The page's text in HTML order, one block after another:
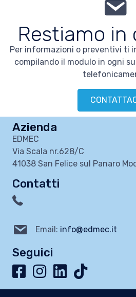
Restiamo
Per informazioni o preventivi ti
compilando il modulo in ogni
Azienda
EDMEC
Via Scala nr.628/C
41038 San Felice sul Panaro
Contatti
Email: info@edmec.it
Seguici